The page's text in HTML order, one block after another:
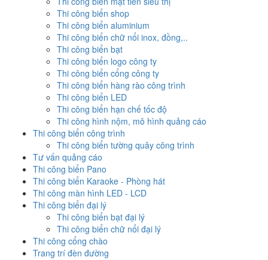
Thi công biển shop
Thi công biển aluminium
Thi công biển chữ nổi inox, đồng,..
Thi công biển bạt
Thi công biển logo công ty
Thi công biển cổng công ty
Thi công biển hàng rào công trình
Thi công biển LED
Thi công biển hạn chế tốc độ
Thi công hình nộm, mô hình quảng cáo
Thi công biển công trình
Thi công biển tường quây công trình
Tư vấn quảng cáo
Thi công biển Pano
Thi công biển Karaoke - Phòng hát
Thi công màn hình LED - LCD
Thi công biển đại lý
Thi công biển bạt đại lý
Thi công biển chữ nổi đại lý
Thi công cổng chào
Trang trí đèn đường